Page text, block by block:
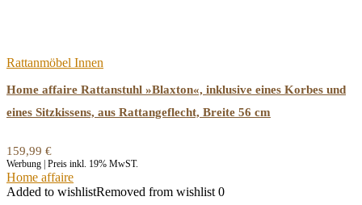
Rattanmöbel Innen
Home affaire Rattanstuhl »Blaxton«, inklusive eines Korbes und
eines Sitzkissens, aus Rattangeflecht, Breite 56 cm
159,99 €
Werbung | Preis inkl. 19% MwST.
Home affaire
Added to wishlistRemoved from wishlist 0